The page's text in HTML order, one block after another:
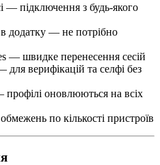
— підключення з будь-якого
додатку — не потрібно
— швидке перенесення сесій
для верифікацій та селфі без
оновлюються на всіх
по кількості пристроїв